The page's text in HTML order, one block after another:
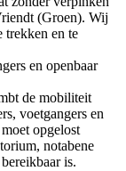
(Groen). Wij
trekken en te
en openbaar
de mobiliteit
voetgangers en
opgelost
notabene
is.